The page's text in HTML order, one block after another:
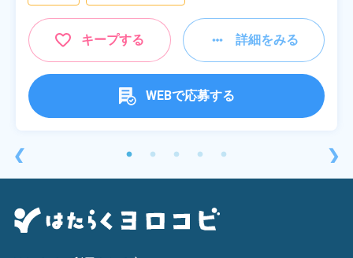
❮
キープする 詳細をみる
WEBで応募する
❯